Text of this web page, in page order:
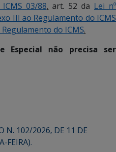
03/88, art. 52 da Lei nº
III ao Regulamento do ICMS
do ICMS.
Especial não precisa ser
N. 102/2026, DE 11 DE
FEIRA).